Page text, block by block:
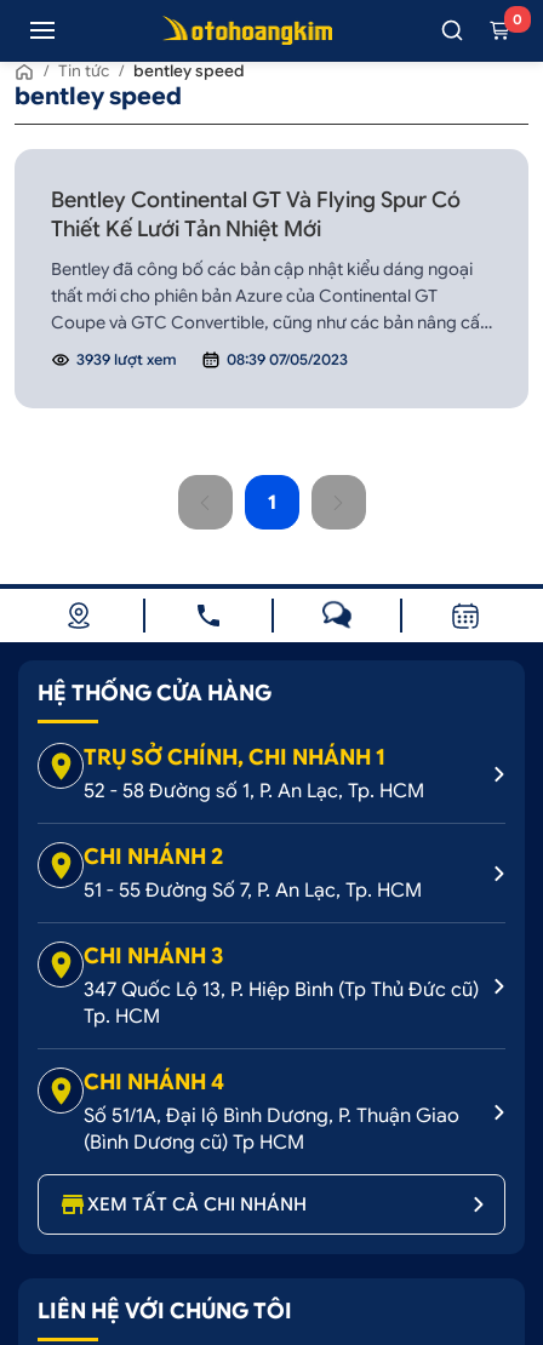
0
/ Tin tức / bentley speed
bentley speed
Bentley Continental GT Và Flying Spur Có
Thiết Kế Lưới Tản Nhiệt Mới
Bentley đã công bố các bản cập nhật kiểu dáng ngoại
thất mới cho phiên bản Azure của Continental GT
Coupe và GTC Convertible, cũng như các bản nâng cấp
cho các mẫu Flying Spur S và Speed 4 cửa.
3939 lượt xem 08:39 07/05/2023
1
HỆ THỐNG CỬA HÀNG
TRỤ SỞ CHÍNH, CHI NHÁNH 1
52 - 58 Đường số 1, P. An Lạc, Tp. HCM
CHI NHÁNH 2
51 - 55 Đường Số 7, P. An Lạc, Tp. HCM
CHI NHÁNH 3
347 Quốc Lộ 13, P. Hiệp Bình (Tp Thủ Đức cũ)
Tp. HCM
CHI NHÁNH 4
Số 51/1A, Đại lộ Bình Dương, P. Thuận Giao
(Bình Dương cũ) Tp HCM
XEM TẤT CẢ CHI NHÁNH
LIÊN HỆ VỚI CHÚNG TÔI